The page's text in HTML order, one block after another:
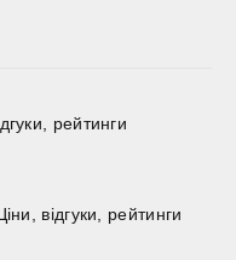
рейтинги
відгуки, рейтинги